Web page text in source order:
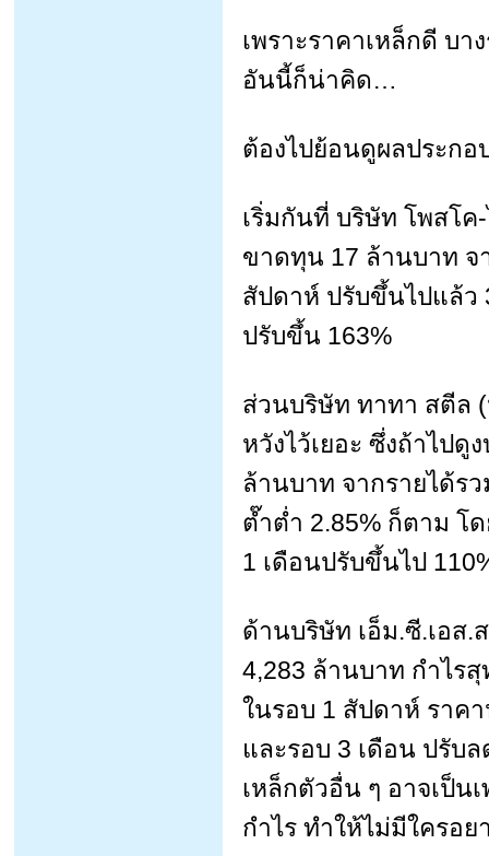
เพราะราคาเหล็กดี บ
อันนี้ก็น่าคิด…
ต้องไปย้อนดูผลประกอ
เริ่มกันที่ บริษัท โพสโ
ขาดทุน 17 ล้านบาท จ
สัปดาห์ ปรับขึ้นไปแล้ว
ปรับขึ้น 163%
ส่วนบริษัท ทาทา สตีล
หวังไว้เยอะ ซึ่งถ้าไป
ล้านบาท จากรายได้ร
ต๊ำต่ำ 2.85% ก็ตาม โ
1 เดือนปรับขึ้นไป
ด้านบริษัท เอ็ม.ซี.เอส.
4,283 ล้านบาท กำไร
ในรอบ 1 สัปดาห์ ราค
และรอบ 3 เดือน ปรับ
เหล็กตัวอื่น ๆ อาจเป็น
กำไร ทำให้ไม่มีใครอย